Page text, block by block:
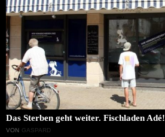
Das Sterben geht weiter. Fischladen Adé!
VON GASPARD